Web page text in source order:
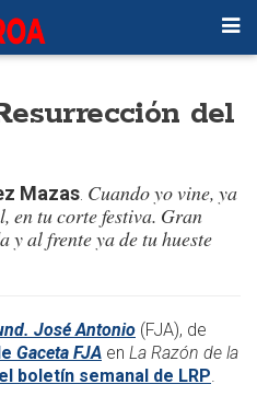
del
Mazas Cuando yo vine, ya
en tu corte festiva. Gran
y al frente ya de tu hueste
José Antonio (FJA), de
Gaceta FJA en La Razón de la
boletín semanal de LRP.